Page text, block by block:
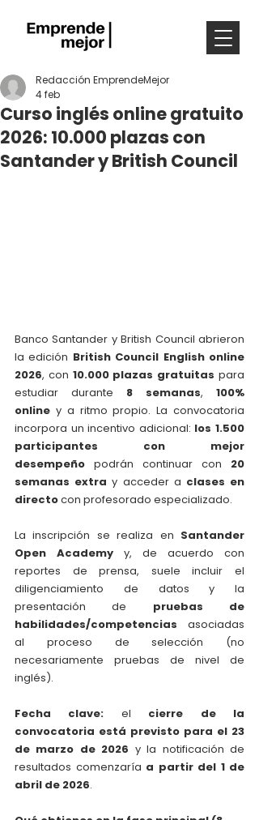
Curso inglés online gratuito
2026: 10.000 plazas con
Santander y British Council
Redacción EmprendeMejor
4 feb
Banco Santander y British Council abrieron
la edición British Council English online
2026, con 10.000 plazas gratuitas para
estudiar durante 8 semanas, 100%
online y a ritmo propio. La convocatoria
incorpora un incentivo adicional: los 1.500
participantes con mejor
desempeño podrán continuar con 20
semanas extra y acceder a clases en
directo con profesorado especializado.
La inscripción se realiza en Santander
Open Academy y, de acuerdo con
reportes de prensa, suele incluir el
diligenciamiento de datos y la
presentación de pruebas de
habilidades/competencias asociadas
al proceso de selección (no
necesariamente pruebas de nivel de
inglés).
Fecha clave: el cierre de la
convocatoria está previsto para el 23
de marzo de 2026 y la notificación de
resultados comenzaría a partir del 1 de
abril de 2026.